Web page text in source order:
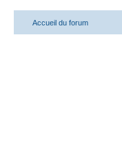
Accueil du forum